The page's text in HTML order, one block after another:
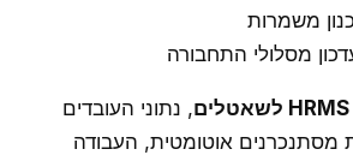
משמרות
מסלולי התחבורה
, נתוני העובדים
מסתנכרנים אוטומטית, העבודה